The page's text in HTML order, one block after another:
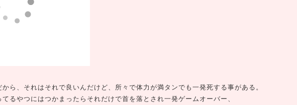
ら、それはそれで良いんだけど、所々で体力が満タンでも一発死する事がある。
るやつにはつかまったらそれだけで首を落とされ一発ゲームオーバー、